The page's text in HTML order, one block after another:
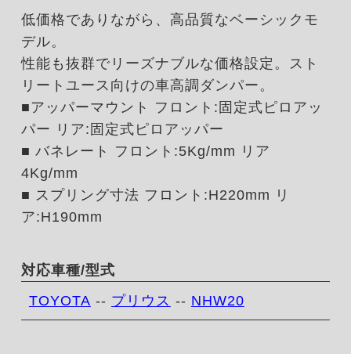
低価格でありながら、高品質なベーシックモ
デル。
性能も抜群でリーズナブルな価格設定。スト
リートユース向けの車高調ダンパー。
■アッパーマウント フロント:固定式ピロアッ
パー リア:固定式ピロアッパー
■ バネレート フロント:5Kg/mm リア
4Kg/mm
■ スプリング寸法 フロント:H220mm リ
ア:H190mm
対応車種/型式
TOYOTA -- プリウス -- NHW20